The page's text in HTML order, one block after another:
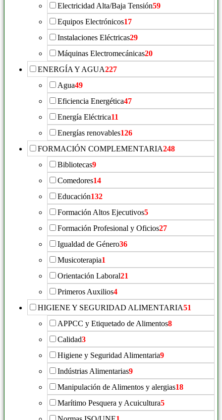
Electricidad Alta/Baja Tensión59
Equipos Electrónicos17
Instalaciones Eléctricas29
Máquinas Electromecánicas20
ENERGÍA Y AGUA227
Agua49
Eficiencia Energética47
Energía Eléctrica11
Energías renovables126
FORMACIÓN COMPLEMENTARIA248
Bibliotecas9
Comedores14
Educación132
Formación Altos Ejecutivos5
Formación Profesional y Oficios27
Igualdad de Género36
Musicoterapia1
Orientación Laboral21
Primeros Auxilios4
HIGIENE Y SEGURIDAD ALIMENTARIA51
APPCC y Etiquetado de Alimentos8
Calidad3
Higiene y Seguridad Alimentaria9
Indústrias Alimentarias9
Manipulación de Alimentos y alergias18
Marítimo Pesquera y Acuicultura5